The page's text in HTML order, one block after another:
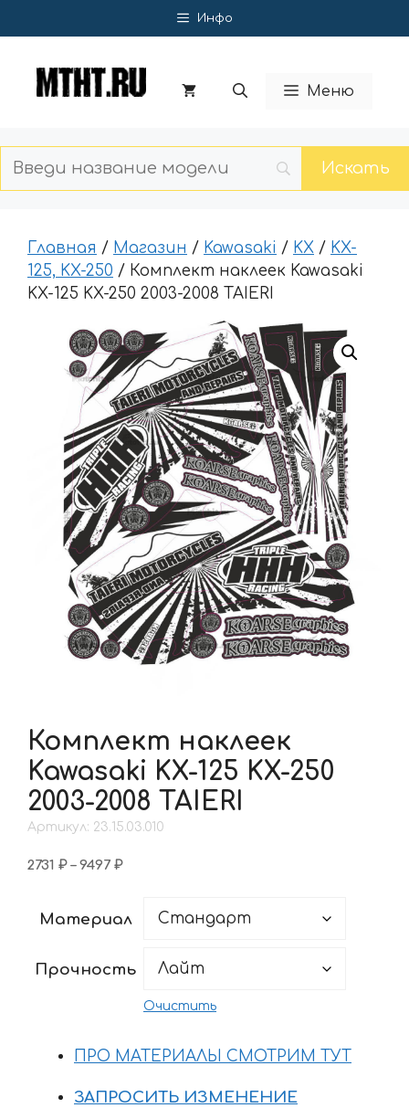
к
Инфо
Меню
Главная / Магазин / Kawasaki / KX / KX-
125, KX-250 / Комплект наклеек Kawasaki
KX-125 KX-250 2003-2008 TAIERI
Комплект наклеек
Kawasaki KX-125 KX-250
2003-2008 TAIERI
Артикул: 23.15.03.010
2731 ₽ – 9497 ₽Диапазон
–
Материал
Прочность
Очистить
ПРО МАТЕРИАЛЫ СМОТРИМ ТУТ
ЗАПРОСИТЬ ИЗМЕНЕНИЕ